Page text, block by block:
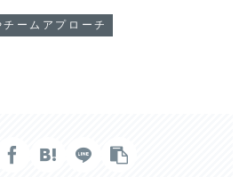
チームアプローチ